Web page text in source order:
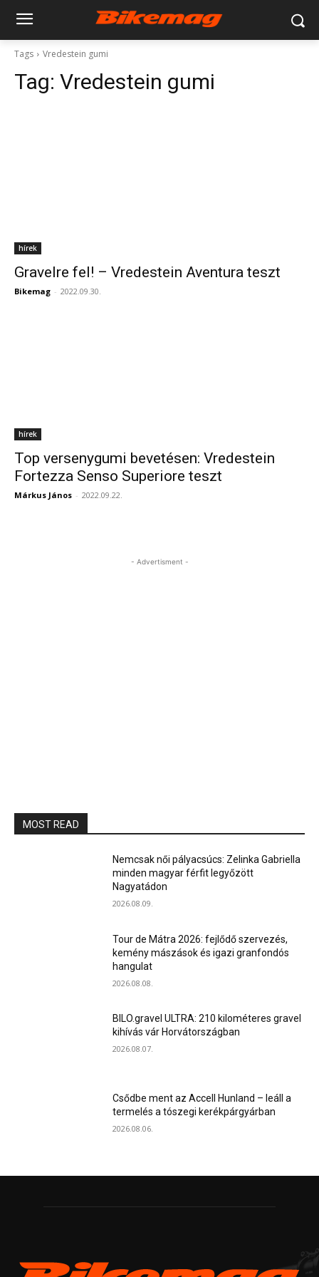
Tags Vredestein gumi
Tag: Vredestein gumi
hírek
Gravelre fel! – Vredestein Aventura teszt
Bikemag - 2022.09.30.
hírek
Top versenygumi bevetésen: Vredestein
Fortezza Senso Superiore teszt
Márkus János - 2022.09.22.
- Advertisment -
MOST READ
Nemcsak női pályacsúcs: Zelinka Gabriella
minden magyar férfit legyőzött
Nagyatádon
2026.08.09.
Tour de Mátra 2026: fejlődő szervezés,
kemény mászások és igazi granfondós
hangulat
2026.08.08.
BILO.gravel ULTRA: 210 kilométeres gravel
kihívás vár Horvátországban
2026.08.07.
Csődbe ment az Accell Hunland – leáll a
termelés a tószegi kerékpárgyárban
2026.08.06.